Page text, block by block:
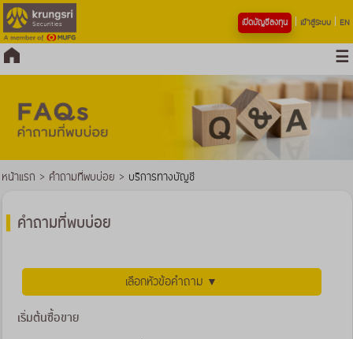
เปิดบัญชีลงทุน เข้าสู่ระบบ EN
หน้าแรก > คำถามที่พบบ่อย > บริการทางบัญชี
คำถามที่พบบ่อย
เลือกหัวข้อคำถาม ▼
เริ่มต้นซื้อขาย